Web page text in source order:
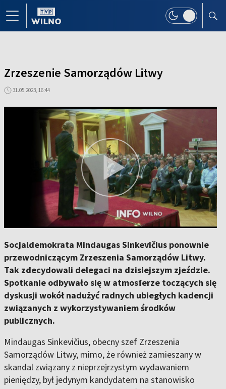
Zrzeszenie Samorządów Litwy
31.05.2023, 16:44
Socjaldemokrata Mindaugas Sinkevičius ponownie
przewodniczącym Zrzeszenia Samorządów Litwy.
Tak zdecydowali delegaci na dzisiejszym zjeździe.
Spotkanie odbywało się w atmosferze toczących się
dyskusji wokół nadużyć radnych ubiegłych kadencji
związanych z wykorzystywaniem środków
publicznych.
Mindaugas Sinkevičius, obecny szef Zrzeszenia
Samorządów Litwy, mimo, że również zamieszany w
skandal związany z nieprzejrzystym wydawaniem
pieniędzy, był jedynym kandydatem na stanowisko